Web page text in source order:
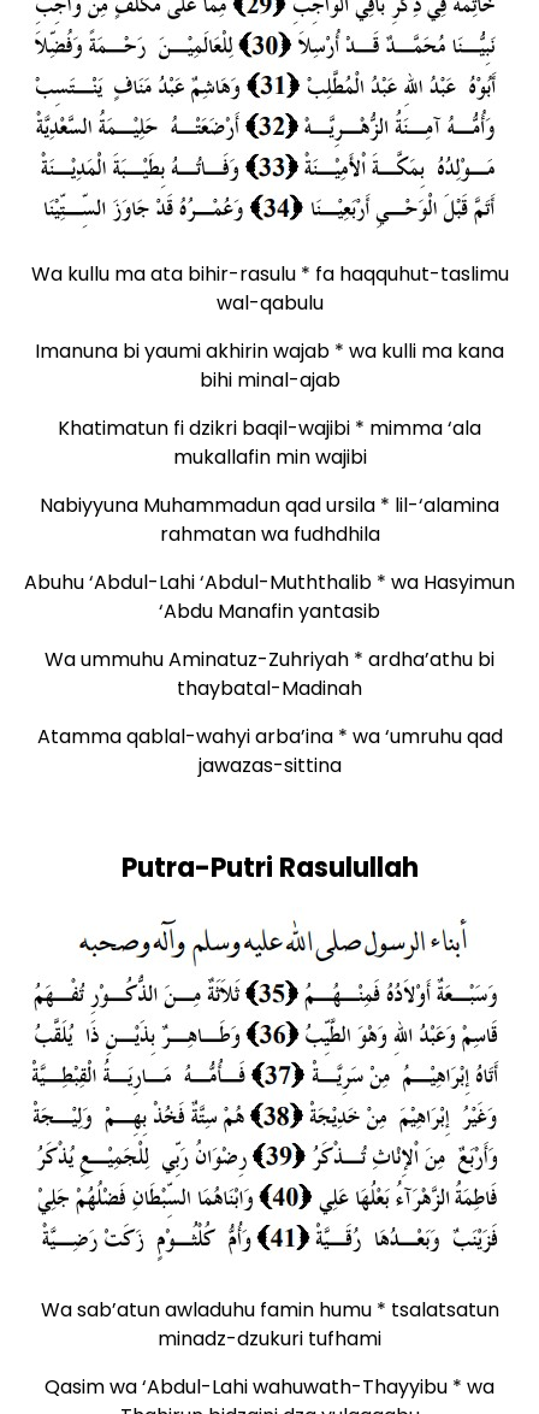
Wa kullu ma ata bihir-rasulu * fa haqquhut-taslimu
wal-qabulu
Imanuna bi yaumi akhirin wajab * wa kulli ma kana
bihi minal-ajab
Khatimatun fi dzikri baqil-wajibi * mimma ‘ala
mukallafin min wajibi
Nabiyyuna Muhammadun qad ursila * lil-‘alamina
rahmatan wa fudhdhila
Abuhu ‘Abdul-Lahi ‘Abdul-Muththalib * wa Hasyimun
‘Abdu Manafin yantasib
Wa ummuhu Aminatuz-Zuhriyah * ardha’athu bi
thaybatal-Madinah
Atamma qablal-wahyi arba’ina * wa ‘umruhu qad
jawazas-sittina
Putra-Putri Rasulullah
Wa sab’atun awladuhu famin humu * tsalatsatun
minadz-dzukuri tufhami
Qasim wa ‘Abdul-Lahi wahuwath-Thayyibu * wa